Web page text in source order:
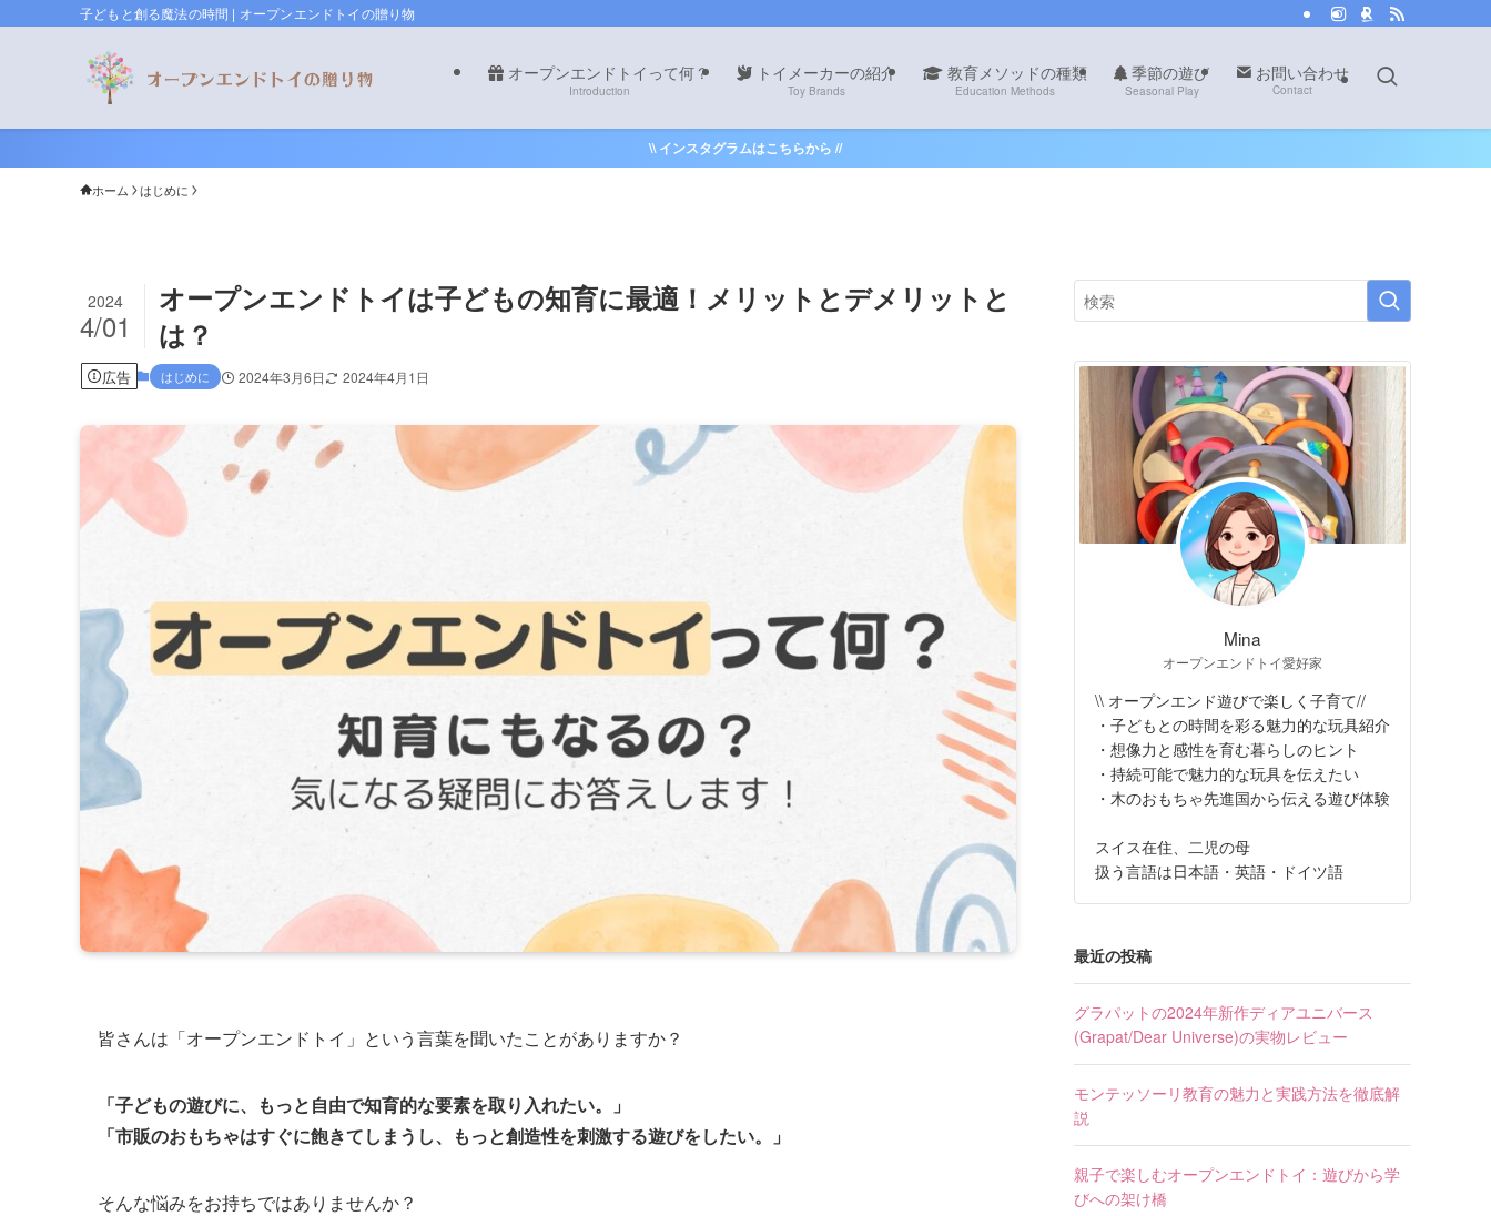
子どもと創る魔法の時間 | オープンエンドトイの贈り物
オープンエンドトイって何？
Introduction
トイメーカーの紹介
Toy Brands
教育メソッドの種類
Education Methods
季節の遊び
Seasonal Play
お問い合わせ
Contact
\\ インスタグラムはこちらから //
ホーム はじめに
オープンエンドトイは子どもの知育に最適！メリットとデメリットと
は？
2024
4/01
広告 はじめに 2024年3月6日 2024年4月1日
皆さんは「オープンエンドトイ」という言葉を聞いたことがありますか？
「子どもの遊びに、もっと自由で知育的な要素を取り入れたい。」
「市販のおもちゃはすぐに飽きてしまうし、もっと創造性を刺激する遊びをしたい。」
そんな悩みをお持ちではありませんか？
Mina
オープンエンドトイ愛好家
\\ オープンエンド遊びで楽しく子育て//
・子どもとの時間を彩る魅力的な玩具紹介
・想像力と感性を育む暮らしのヒント
・持続可能で魅力的な玩具を伝えたい
・木のおもちゃ先進国から伝える遊び体験
スイス在住、二児の母
扱う言語は日本語・英語・ドイツ語
最近の投稿
グラパットの2024年新作ディアユニバース
(Grapat/Dear Universe)の実物レビュー
モンテッソーリ教育の魅力と実践方法を徹底解
説
親子で楽しむオープンエンドトイ：遊びから学
びへの架け橋